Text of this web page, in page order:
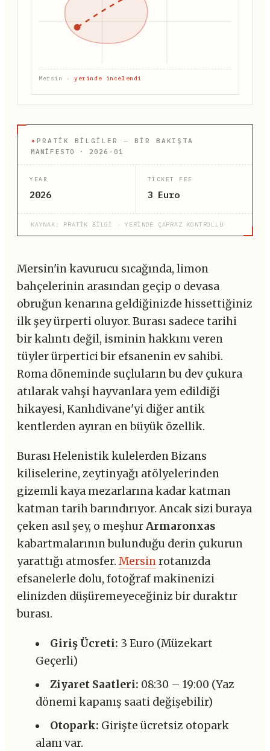
Mersin ·yerinde incelendi
✦ PRATIK BILGILER — BIR BAKIŞTA
MANİFESTO · 2026-01
YEAR
2026
TICKET FEE
3 Euro
KAYNAK: PRATİK BİLGİ · YERİNDE ÇAPRAZ KONTROLLÜ
Mersin'in kavurucu sıcağında, limon
bahçelerinin arasından geçip o devasa
obruğun kenarına geldiğinizde hissettiğiniz
ilk şey ürperti oluyor. Burası sadece tarihi
bir kalıntı değil, isminin hakkını veren
tüyler ürpertici bir efsanenin ev sahibi.
Roma döneminde suçluların bu dev çukura
atılarak vahşi hayvanlara yem edildiği
hikayesi, Kanlıdivane'yi diğer antik
kentlerden ayıran en büyük özellik.
Burası Helenistik kulelerden Bizans
kiliselerine, zeytinyağı atölyelerinden
gizemli kaya mezarlarına kadar katman
katman tarih barındırıyor. Ancak sizi buraya
çeken asıl şey, o meşhurArmaronxas
kabartmalarının bulunduğu derin çukurun
yarattığı atmosfer. Mersinrotanızda
efsanelerle dolu, fotoğraf makinenizi
elinizden düşüremeyeceğiniz bir duraktır
burası.
Giriş Ücreti: 3 Euro (Müzekart
Geçerli)
Ziyaret Saatleri: 08:30 – 19:00 (Yaz
dönemi kapanış saati değişebilir)
Otopark: Girişte ücretsiz otopark
alanı var.